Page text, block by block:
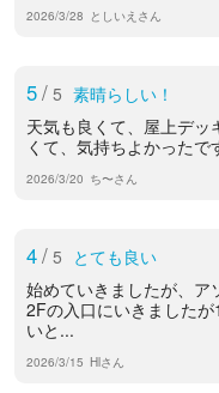
2026/3/28 としいえさん
5/ 5 素晴らしい！
天気も良くて、屋上デッ
くて、気持ちよかったで
2026/3/20 ち〜さん
4/ 5 とても良い
始めていきましたが、ア
2Fの入口にいきました
いと...
2026/3/15 Hlさん